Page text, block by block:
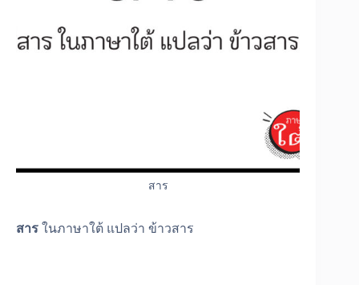
สาร
สาร ในภาษาใต้ แปลว่า ข้าวสาร